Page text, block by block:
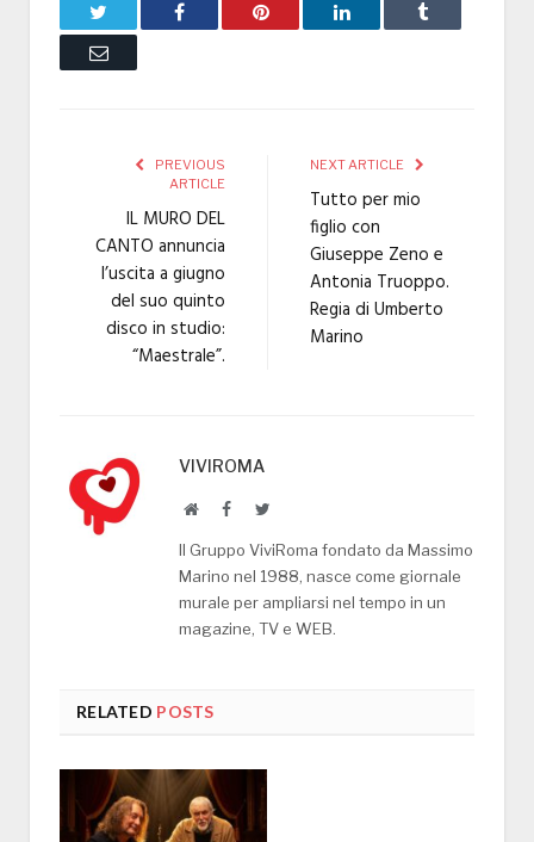
Facebook Pinterest LinkedIn Tumblr
Email
PREVIOUS
ARTICLE
IL MURO DEL
CANTO annuncia
l’uscita a giugno
del suo quinto
disco in studio:
“Maestrale”.
NEXT ARTICLE
Tutto per mio
figlio con
Giuseppe Zeno e
Antonia Truoppo.
Regia di Umberto
Marino
VIVIROMA
WebsiteFacebookTwitter
Il Gruppo ViviRoma fondato da Massimo
Marino nel 1988, nasce come giornale
murale per ampliarsi nel tempo in un
magazine, TV e WEB.
RELATED POSTS